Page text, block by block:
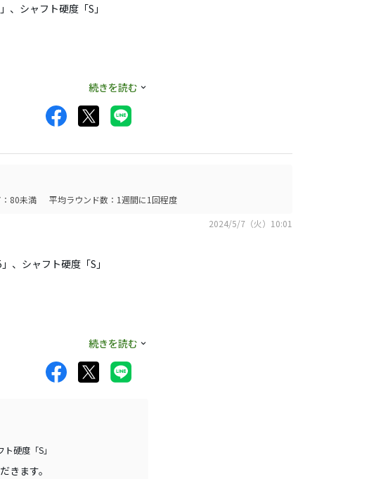
アンは手放しました。
いですね。
、シャフト硬度「S」
続きを読む
80未満
平均ラウンド数：1週間に1回程度
2024/5/7（火）10:01
、シャフト硬度「S」
続きを読む
硬度「S」
きます。